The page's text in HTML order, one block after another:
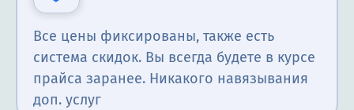
Все цены фиксированы, также есть
система скидок. Вы всегда будете в курсе
прайса заранее. Никакого навязывания
доп. услуг